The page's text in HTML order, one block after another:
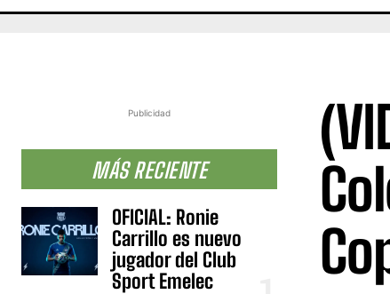
Publicidad
MÁS RECIENTE
OFICIAL: Ronie
Carrillo es nuevo
jugador del Club
Sport Emelec